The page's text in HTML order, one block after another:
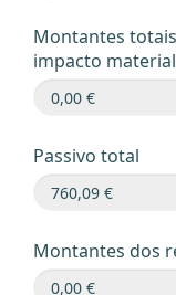
Montantes
impacto
Passivo total
Montantes dos